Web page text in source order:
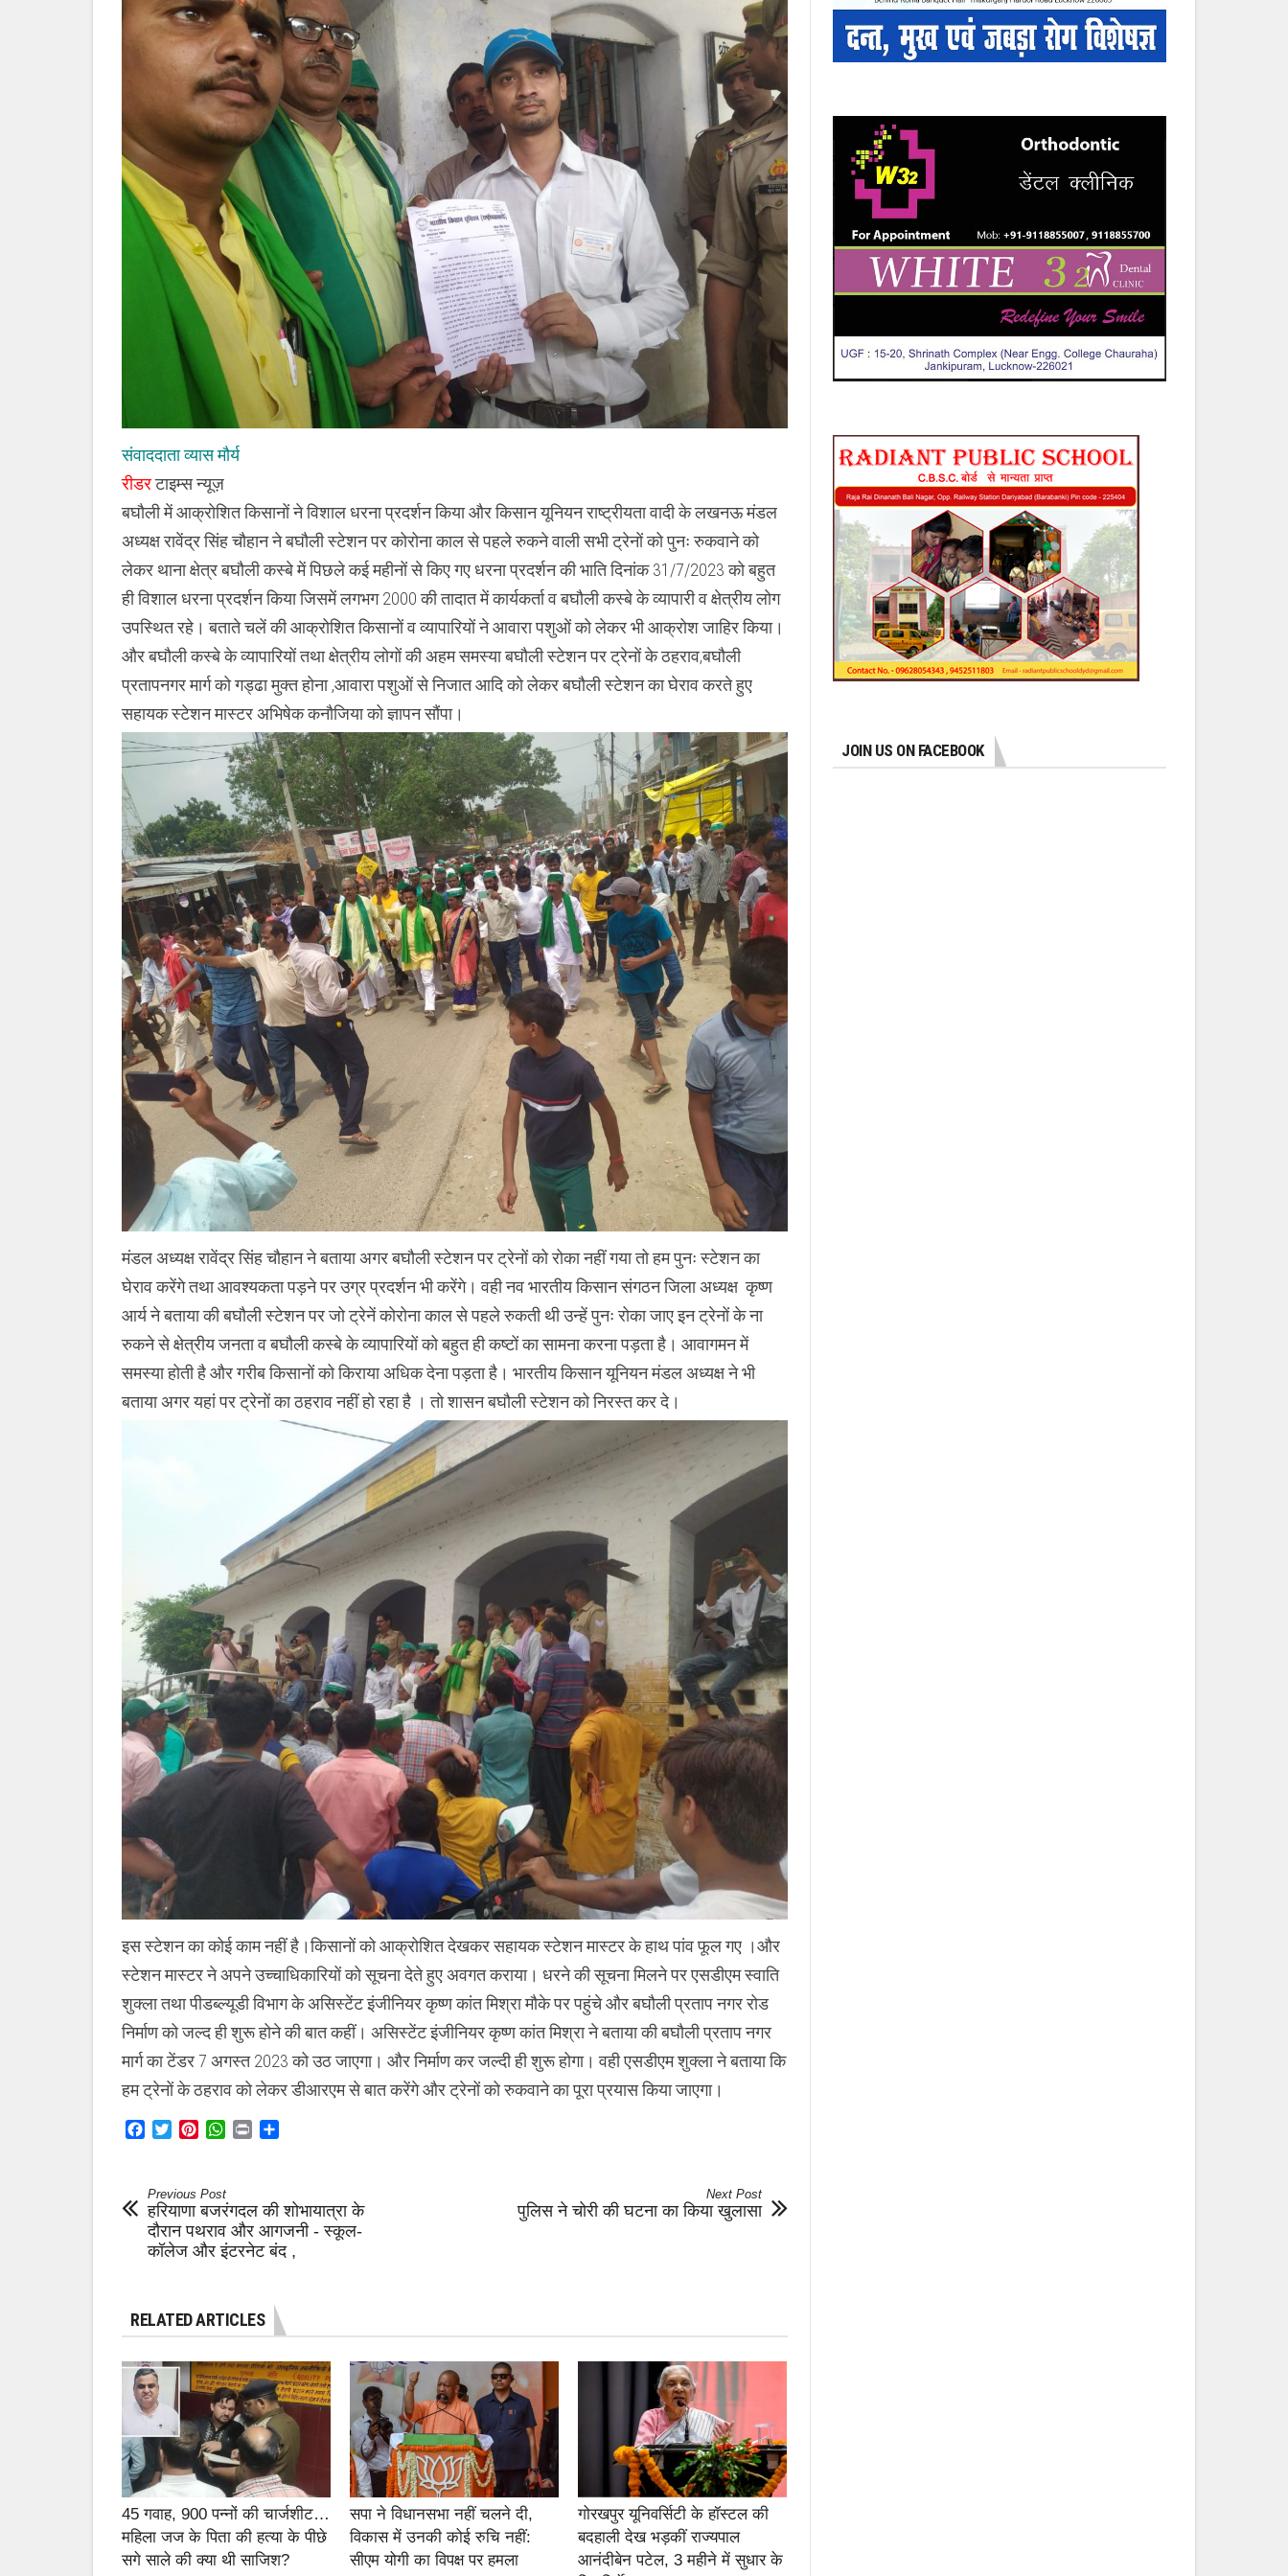
किया
स्टेशन
का
संवाददाता व्यास मौर्य
रीडरटाइम्स न्यूज़
बघौली में आक्रोशित किसानों ने विशाल धरना प्रदर्शन किया और किसान यूनियन राष्ट्रीयता वादी के लखनऊ मंडल
अध्यक्ष रावेंद्र सिंह चौहान ने बघौली स्टेशन पर कोरोना काल से पहले रुकने वाली सभी ट्रेनों को पुनः रुकवाने को
लेकर थाना क्षेत्र बघौली कस्बे में पिछले कई महीनों से किए गए धरना प्रदर्शन की भाति दिनांक 31/7/2023 को बहुत
ही विशाल धरना प्रदर्शन किया जिसमें लगभग 2000 की तादात में कार्यकर्ता व बघौली कस्बे के व्यापारी व क्षेत्रीय लोग
उपस्थित रहे। बताते चलें की आक्रोशित किसानों व व्यापारियों ने आवारा पशुओं को लेकर भी आक्रोश जाहिर किया।
और बघौली कस्बे के व्यापारियों तथा क्षेत्रीय लोगों की अहम समस्या बघौली स्टेशन पर ट्रेनों के ठहराव,बघौली
प्रतापनगर मार्ग को गड्ढा मुक्त होना ,आवारा पशुओं से निजात आदि को लेकर बघौली स्टेशन का घेराव करते हुए
सहायक स्टेशन मास्टर अभिषेक कनौजिया को ज्ञापन सौंपा।
मंडल अध्यक्ष रावेंद्र सिंह चौहान ने बताया अगर बघौली स्टेशन पर ट्रेनों को रोका नहीं गया तो हम पुनः स्टेशन का
घेराव करेंगे तथा आवश्यकता पड़ने पर उग्र प्रदर्शन भी करेंगे। वही नव भारतीय किसान संगठन जिला अध्यक्ष कृष्ण
आर्य ने बताया की बघौली स्टेशन पर जो ट्रेनें कोरोना काल से पहले रुकती थी उन्हें पुनः रोका जाए इन ट्रेनों के ना
रुकने से क्षेत्रीय जनता व बघौली कस्बे के व्यापारियों को बहुत ही कष्टों का सामना करना पड़ता है। आवागमन में
समस्या होती है और गरीब किसानों को किराया अधिक देना पड़ता है। भारतीय किसान यूनियन मंडल अध्यक्ष ने भी
बताया अगर यहां पर ट्रेनों का ठहराव नहीं हो रहा है । तो शासन बघौली स्टेशन को निरस्त कर दे।
इस स्टेशन का कोई काम नहीं है।किसानों को आक्रोशित देखकर सहायक स्टेशन मास्टर के हाथ पांव फूल गए ।और
स्टेशन मास्टर ने अपने उच्चाधिकारियों को सूचना देते हुए अवगत कराया। धरने की सूचना मिलने पर एसडीएम स्वाति
शुक्ला तथा पीडब्ल्यूडी विभाग के असिस्टेंट इंजीनियर कृष्ण कांत मिश्रा मौके पर पहुंचे और बघौली प्रताप नगर रोड
निर्माण को जल्द ही शुरू होने की बात कहीं। असिस्टेंट इंजीनियर कृष्ण कांत मिश्रा ने बताया की बघौली प्रताप नगर
मार्ग का टेंडर 7 अगस्त 2023 को उठ जाएगा। और निर्माण कर जल्दी ही शुरू होगा। वही एसडीएम शुक्ला ने बताया कि
हम ट्रेनों के ठहराव को लेकर डीआरएम से बात करेंगे और ट्रेनों को रुकवाने का पूरा प्रयास किया जाएगा।
Facebook
TwitterPinterestWhatsApp
Print
Previous Post
हरियाणा बजरंगदल की शोभायात्रा के
दौरान पथराव और आगजनी - स्कूल-
कॉलेज और इंटरनेट बंद ,
Next Post
पुलिस ने चोरी की घटना का किया खुलासा
RELATED ARTICLES
45 गवाह, 900 पन्नों की चार्जशीट…
महिला जज के पिता की हत्या के पीछे
सगे साले की क्या थी साजिश?
सपा ने विधानसभा नहीं चलने दी,
विकास में उनकी कोई रुचि नहीं:
सीएम योगी का विपक्ष पर हमला
गोरखपुर यूनिवर्सिटी के हॉस्टल की
बदहाली देख भड़कीं राज्यपाल
आनंदीबेन पटेल, 3 महीने में सुधार के
JOIN US ON FACEBOOK